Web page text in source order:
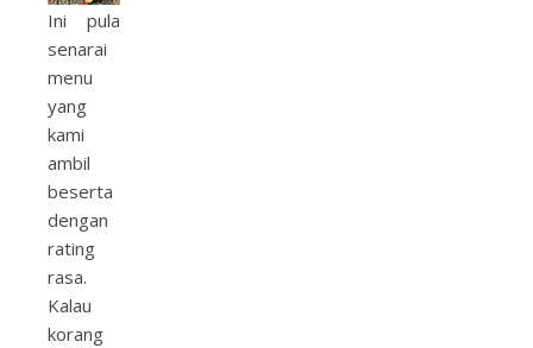
Ini pula
senarai
menu
yang
kami
ambil
beserta
dengan
rating
rasa.
Kalau
korang